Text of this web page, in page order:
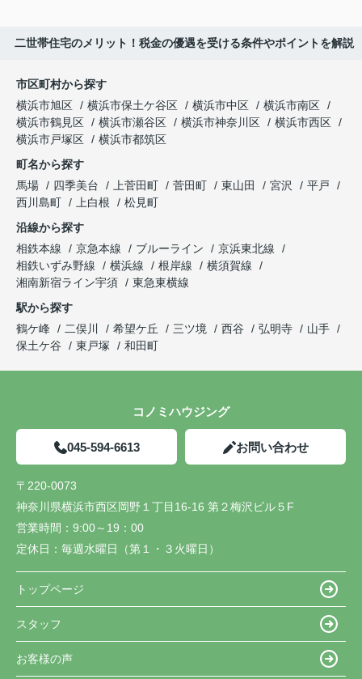
二世帯住宅のメリット！税金の優遇を受ける条件やポイントを解説
市区町村から探す
横浜市旭区
横浜市保土ケ谷区 横浜市中区
横浜市南区
横浜市鶴見区
横浜市瀬谷区 横浜市神奈川区
横浜市西区
横浜市戸塚区
横浜市都筑区
町名から探す
馬場
四季美台 上菅田町 菅田町 東山田 宮沢
平戸
西川島町
上白根
松見町
沿線から探す
相鉄本線
京急本線 ブルーライン
京浜東北線
相鉄いずみ野線
横浜線 根岸線
横須賀線
湘南新宿ライン宇須
東急東横線
駅から探す
鶴ケ峰
二俣川 希望ケ丘 三ツ境 西谷 弘明寺
山手
保土ケ谷
東戸塚 和田町
コノミハウジング
045-594-6613 お問い合わせ
〒220-0073
神奈川県横浜市西区岡野１丁目16-16 第２梅沢ビル５F
営業時間： 9:00～19：00
定休日： 毎週水曜日（第１・３火曜日）
トップページ
スタッフ
お客様の声